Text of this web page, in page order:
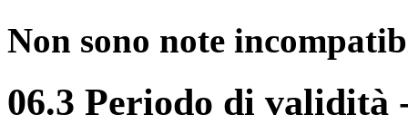
Non sono note
06.3 Periodo di validità